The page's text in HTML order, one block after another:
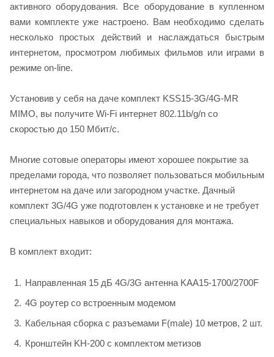
активного оборудования. Все оборудование в купленном
вами комплекте уже настроено. Вам необходимо сделать
несколько простых действий и наслаждаться быстрым
интернетом, просмотром любимых фильмов или играми в
режиме on-line.
Установив у себя на даче комплект KSS15-3G/4G-MR
MIMO, вы получите Wi-Fi интернет 802.11b/g/n со
скоростью до 150 Мбит/с.
Многие сотовые операторы имеют хорошее покрытие за
пределами города, что позволяет пользоваться мобильным
интернетом на даче или загородном участке. Дачный
комплект 3G/4G уже подготовлен к установке и не требует
специальных навыков и оборудования для монтажа.
В комплект входит:
Направленная 15 дБ 4G/3G антенна KAA15-1700/2700F
4G роутер со встроенным модемом
Кабельная сборка с разъемами F(male) 10 метров, 2 шт.
Кронштейн KH-200 с комплектом метизов